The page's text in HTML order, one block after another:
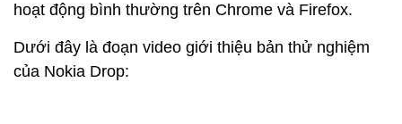
hoạt động bình thường trên Chrome và Firefox.
Dưới đây là đoạn video giới thiệu bản thử nghiệm
của Nokia Drop: